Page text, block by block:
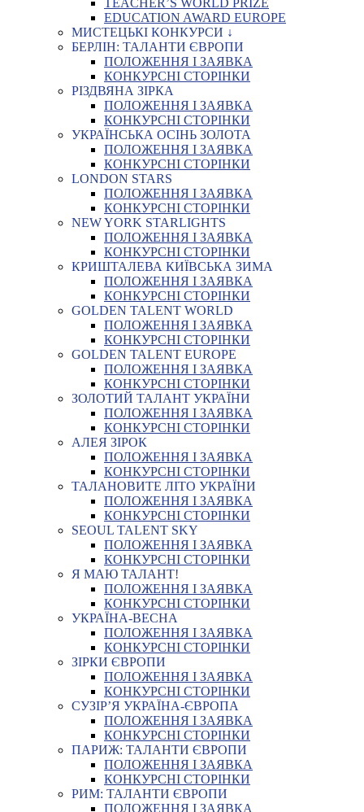
TEACHER’S WORLD PRIZE
EDUCATION AWARD EUROPE
МИСТЕЦЬКІ КОНКУРСИ ↓
БЕРЛІН: ТАЛАНТИ ЄВРОПИ
ПОЛОЖЕННЯ І ЗАЯВКА
КОНКУРСНІ СТОРІНКИ
РІЗДВЯНА ЗІРКА
ПОЛОЖЕННЯ І ЗАЯВКА
КОНКУРСНІ СТОРІНКИ
УКРАЇНСЬКА ОСІНЬ ЗОЛОТА
ПОЛОЖЕННЯ І ЗАЯВКА
КОНКУРСНІ СТОРІНКИ
LONDON STARS
ПОЛОЖЕННЯ І ЗАЯВКА
КОНКУРСНІ СТОРІНКИ
NEW YORK STARLIGHTS
ПОЛОЖЕННЯ І ЗАЯВКА
КОНКУРСНІ СТОРІНКИ
КРИШТАЛЕВА КИЇВСЬКА ЗИМА
ПОЛОЖЕННЯ І ЗАЯВКА
КОНКУРСНІ СТОРІНКИ
GOLDEN TALENT WORLD
ПОЛОЖЕННЯ І ЗАЯВКА
КОНКУРСНІ СТОРІНКИ
GOLDEN TALENT EUROPE
ПОЛОЖЕННЯ І ЗАЯВКА
КОНКУРСНІ СТОРІНКИ
ЗОЛОТИЙ ТАЛАНТ УКРАЇНИ
ПОЛОЖЕННЯ І ЗАЯВКА
КОНКУРСНІ СТОРІНКИ
АЛЕЯ ЗІРОК
ПОЛОЖЕННЯ І ЗАЯВКА
КОНКУРСНІ СТОРІНКИ
ТАЛАНОВИТЕ ЛІТО УКРАЇНИ
ПОЛОЖЕННЯ І ЗАЯВКА
КОНКУРСНІ СТОРІНКИ
SEOUL TALENT SKY
ПОЛОЖЕННЯ І ЗАЯВКА
КОНКУРСНІ СТОРІНКИ
Я МАЮ ТАЛАНТ!
ПОЛОЖЕННЯ І ЗАЯВКА
КОНКУРСНІ СТОРІНКИ
УКРАЇНА-ВЕСНА
ПОЛОЖЕННЯ І ЗАЯВКА
КОНКУРСНІ СТОРІНКИ
ЗІРКИ ЄВРОПИ
ПОЛОЖЕННЯ І ЗАЯВКА
КОНКУРСНІ СТОРІНКИ
СУЗІР’Я УКРАЇНА-ЄВРОПА
ПОЛОЖЕННЯ І ЗАЯВКА
КОНКУРСНІ СТОРІНКИ
ПАРИЖ: ТАЛАНТИ ЄВРОПИ
ПОЛОЖЕННЯ І ЗАЯВКА
КОНКУРСНІ СТОРІНКИ
РИМ: ТАЛАНТИ ЄВРОПИ
ПОЛОЖЕННЯ І ЗАЯВКА